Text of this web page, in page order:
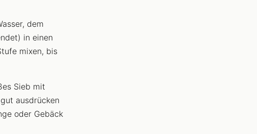
dem
in einen
mixen, bis
Sieb mit
ausdrücken
oder Gebäck